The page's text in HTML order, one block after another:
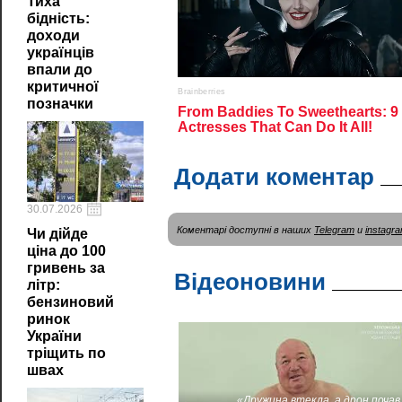
бідність:
доходи
українців
впали до
критичної
позначки
30.07.2026
Чи дійде
ціна до 100
гривень за
літр:
бензиновий
ринок
України
тріщить по
швах
Додати коментар
Коментарі доступні в наших Telegram и
Відеоновини